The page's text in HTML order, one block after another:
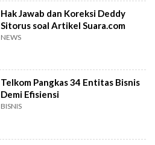
Hak Jawab dan Koreksi Deddy
Sitorus soal Artikel Suara.com
NEWS
Telkom Pangkas 34 Entitas Bisnis
Demi Efisiensi
BISNIS